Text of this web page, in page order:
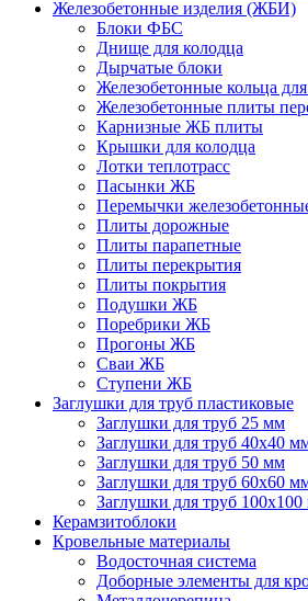
Железобетонные изделия (ЖБИ)
Блоки ФБС
Днище для колодца
Дырчатые блоки
Железобетонные кольца
Железобетонные плиты
Карнизные ЖБ плиты
Крышки для колодца
Лотки теплотрасс
Пасынки ЖБ
Перемычки
Плиты дорожные
Плиты парапетные
Плиты перекрытия
Плиты покрытия
Подушки ЖБ
Поребрики ЖБ
Прогоны ЖБ
Сваи ЖБ
Ступени ЖБ
Заглушки для труб пластиковые
Заглушки для труб 25 мм
Заглушки для труб 40х40
Заглушки для труб 50 мм
Заглушки для труб 60х60
Заглушки для труб
Керамзитоблоки
Кровельные материалы
Водосточная система
Доборные элементы для